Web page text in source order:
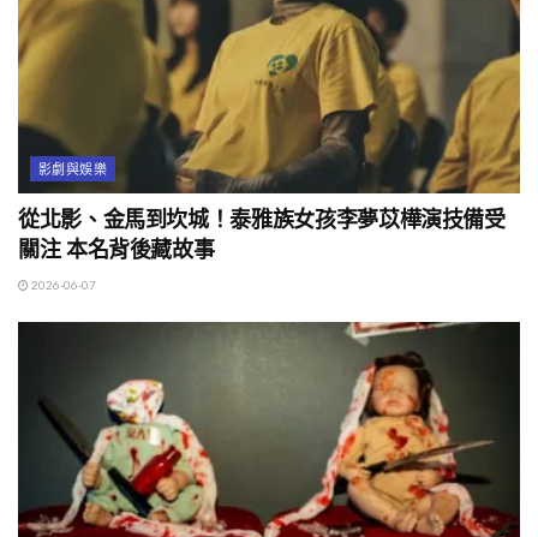
影劇與娛樂
從北影、金馬到坎城！泰雅族女孩李夢苡樺演技備受
關注 本名背後藏故事
2026-06-07